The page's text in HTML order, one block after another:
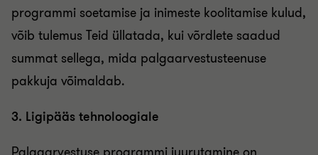
programmi soetamise ja inimeste koolitamise kulud,
võib tulemus Teid üllatada, kui võrdlete saadud
summat sellega, mida palgaarvestusteenuse
pakkuja võimaldab.
3. Ligipääs tehnoloogiale